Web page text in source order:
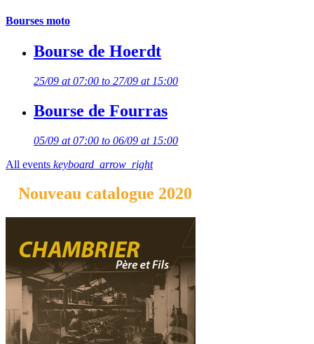
Bourses moto
Bourse de Hoerdt
25/09 at 07:00 to 27/09 at 15:00
Bourse de Fourras
05/09 at 07:00 to 06/09 at 15:00
All events keyboard_arrow_right
Nouveau catalogue 2020